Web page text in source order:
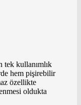
tek kullanımlık
hem pişirebilir
özellikte
oldukta